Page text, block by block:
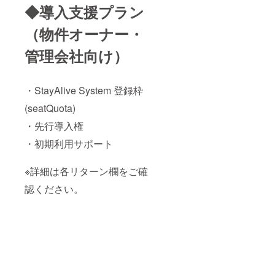
◆導入支援プラン
（物件オーナー・
管理会社向け）
・StayAlive System 登録枠
(seatQuota)
・先行導入権
・初期利用サポート
※詳細は各リターン欄をご確
認ください。